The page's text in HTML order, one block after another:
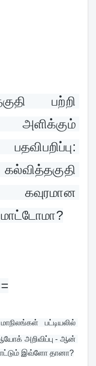
பற்றி
கவுரமான
பட்டியலில்
அறிவிப்பு - ஆன்
இவ்ளோ தானா?